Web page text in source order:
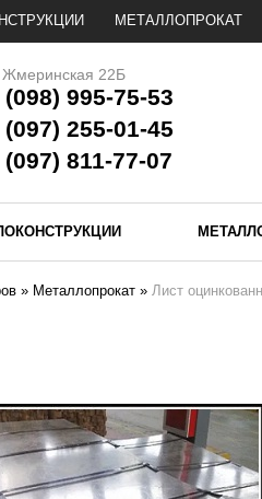
МЕТАЛЛОПРОКАТ
Жмеринская 22Б
(098) 995-75-53
(097) 255-01-45
(097) 811-77-07
» Металлопрокат » Лист